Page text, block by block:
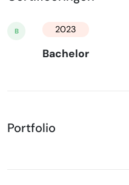
B 2023
Bachelor
Portfolio